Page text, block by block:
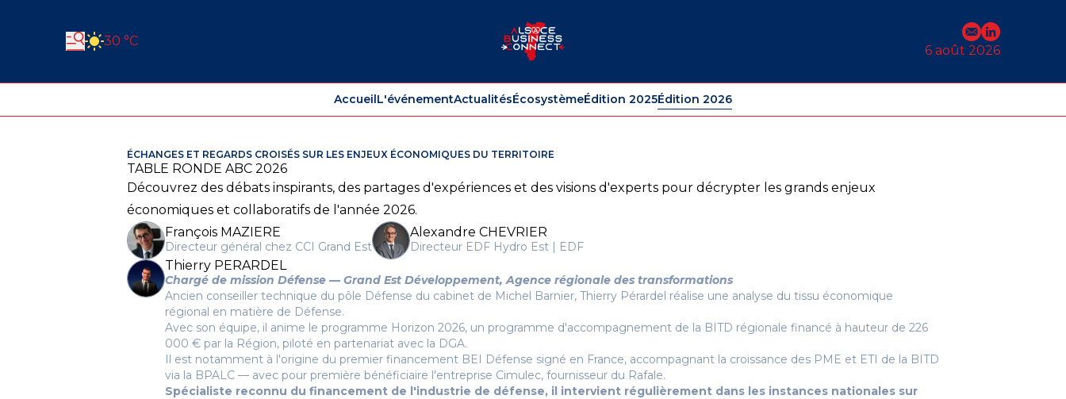
30 °C
E-mail
Profil
6 août 2026
AccueilL'événementActualitésÉcosystèmeÉdition 2025Édition 2026
ÉCHANGES ET REGARDS CROISÉS SUR LES ENJEUX ÉCONOMIQUES DU TERRITOIRE
TABLE RONDE ABC 2026
Découvrez des débats inspirants, des partages d'expériences et des visions d'experts pour décrypter les grands enjeux
économiques et collaboratifs de l'année 2026.
François MAZIERE
Directeur général chez CCI Grand Est
Alexandre CHEVRIER
Directeur EDF Hydro Est | EDF
Thierry PERARDEL
Chargé de mission Défense — Grand Est Développement, Agence régionale des transformations
Ancien conseiller technique du pôle Défense du cabinet de Michel Barnier, Thierry Pérardel réalise une analyse du tissu économique
régional en matière de Défense.
Avec son équipe, il anime le programme Horizon 2026, un programme d'accompagnement de la BITD régionale financé à hauteur de 226
000 € par la Région, piloté en partenariat avec la DGA.
Il est notamment à l'origine du premier financement BEI Défense signé en France, accompagnant la croissance des PME et ETI de la BITD
via la BPALC — avec pour première bénéficiaire l'entreprise Cimulec, fournisseur du Rafale.
Spécialiste reconnu du financement de l'industrie de défense, il intervient régulièrement dans les instances nationales sur